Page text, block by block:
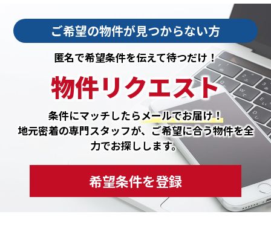
ご希望の物件が見つからない方
匿名で希望条件を伝えて待つだけ！
物件リクエスト
条件にマッチしたらメールでお届け！
地元密着の専門スタッフが、ご希望に合う物件を全
力でお探しします。
希望条件を登録